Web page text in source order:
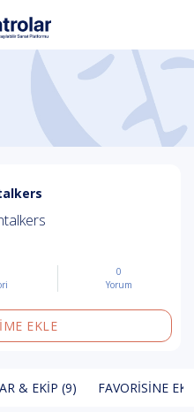
0
Yorum
EKLE
& EKIP (9) FAVORISINE